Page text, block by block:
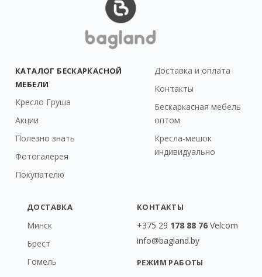
КАТАЛОГ БЕСКАРКАСНОЙ
МЕБЕЛИ
Кресло Груша
Акции
Полезно знать
Фотогалерея
Покупателю
Доставка и оплата
Контакты
Бескаркасная мебель
оптом
Кресла-мешок
индивидуально
ДОСТАВКА
Минск
Брест
Гомель
КОНТАКТЫ
+375 29 178 88 76 Velcom
info@bagland.by
РЕЖИМ РАБОТЫ